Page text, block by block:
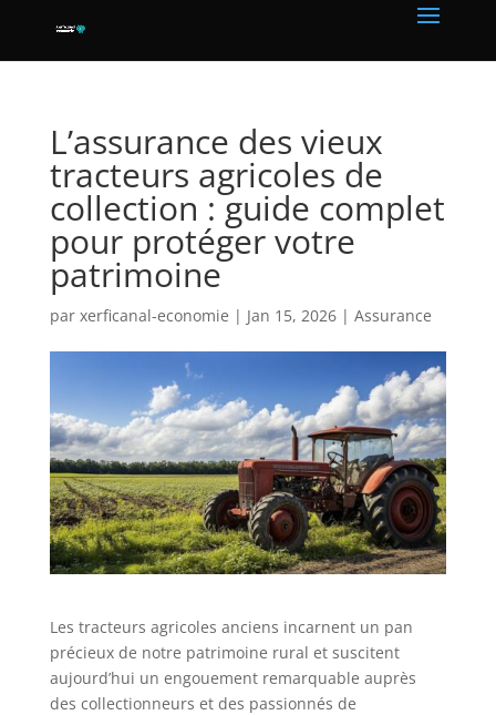
L’assurance des vieux
tracteurs agricoles de
collection : guide complet
pour protéger votre
patrimoine
par xerficanal-economie | Jan 15, 2026| Assurance
Les tracteurs agricoles anciens incarnent un pan
précieux de notre patrimoine rural et suscitent
aujourd’hui un engouement remarquable auprès
des collectionneurs et des passionnés de